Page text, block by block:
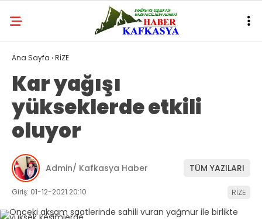
Ana Sayfa ›RİZE
Kar yağışı
yükseklerde etkili
oluyor
Admin/ Kafkasya Haber TÜM YAZILARI
Giriş: 01-12-2021 20:10 RİZE